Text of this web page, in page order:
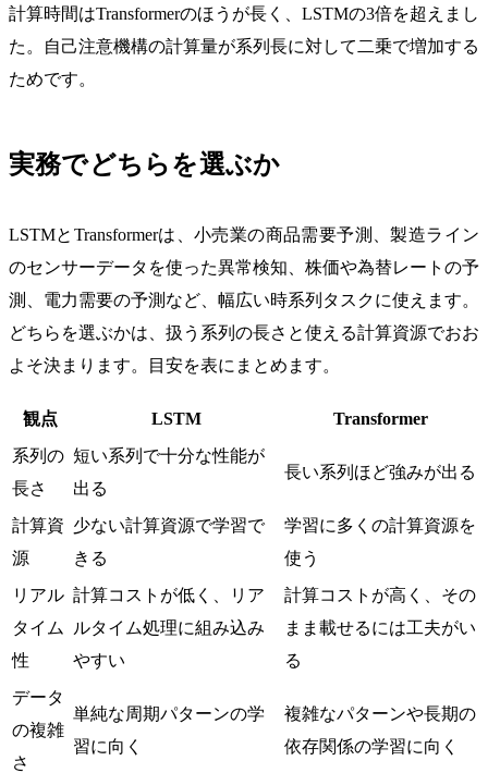
計算時間はTransformerのほうが長く、LSTMの3倍を超えまし
た。自己注意機構の計算量が系列長に対して二乗で増加する
ためです。
実務でどちらを選ぶか
LSTMとTransformerは、小売業の商品需要予測、製造ライン
のセンサーデータを使った異常検知、株価や為替レートの予
測、電力需要の予測など、幅広い時系列タスクに使えます。
どちらを選ぶかは、扱う系列の長さと使える計算資源でおお
よそ決まります。目安を表にまとめます。
観点 LSTM
Transformer
系列の
長さ
短い系列で十分な性能が
出る
長い系列ほど強みが出る
計算資
源
少ない計算資源で学習で
きる
学習に多くの計算資源を
使う
リアル
タイム
性
計算コストが低く、リア
ルタイム処理に組み込み
やすい
計算コストが高く、その
まま載せるには工夫がい
る
データ
の複雑
さ
単純な周期パターンの学
習に向く
複雑なパターンや長期の
依存関係の学習に向く